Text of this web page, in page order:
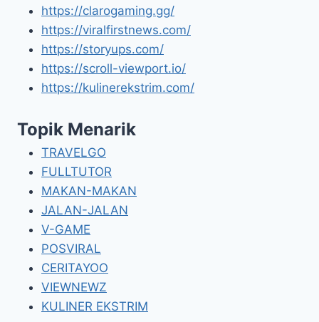
https://clarogaming.gg/
https://viralfirstnews.com/
https://storyups.com/
https://scroll-viewport.io/
https://kulinerekstrim.com/
Topik Menarik
TRAVELGO
FULLTUTOR
MAKAN-MAKAN
JALAN-JALAN
V-GAME
POSVIRAL
CERITAYOO
VIEWNEWZ
KULINER EKSTRIM